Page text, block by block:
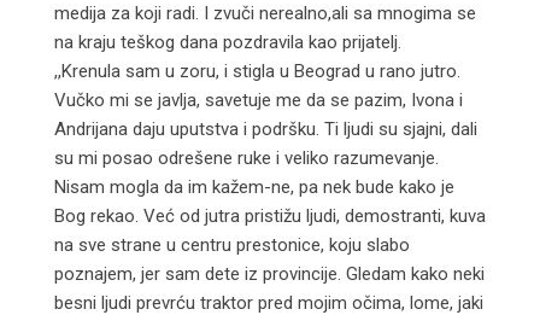
medija za koji radi. I zvuči nerealno,ali sa mnogima se
na kraju teškog dana pozdravila kao prijatelj.
,,Krenula sam u zoru, i stigla u Beograd u rano jutro.
Vučko mi se javlja, savetuje me da se pazim, Ivona i
Andrijana daju uputstva i podršku. Ti ljudi su sjajni, dali
su mi posao odrešene ruke i veliko razumevanje.
Nisam mogla da im kažem-ne, pa nek bude kako je
Bog rekao. Već od jutra pristižu ljudi, demostranti, kuva
na sve strane u centru prestonice, koju slabo
poznajem, jer sam dete iz provincije. Gledam kako neki
besni ljudi prevrću traktor pred mojim očima, lome, jaki